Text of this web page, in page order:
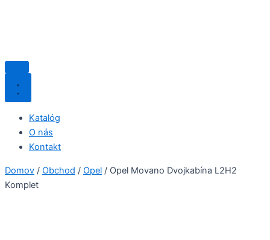
Katalóg
O nás
Kontakt
Domov / Obchod / Opel / Opel Movano Dvojkabína L2H2
Komplet